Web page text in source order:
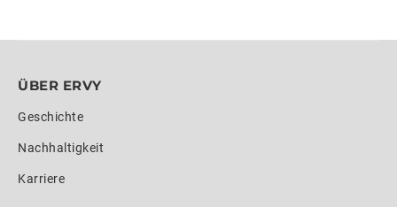
ÜBER ERVY
Geschichte
Nachhaltigkeit
Karriere